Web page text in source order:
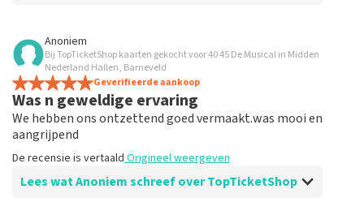
Beoordeling van Anoniem over
Klopt allemaal
Werkte allemaal
De recensie is vertaaldOrigineel weergeven
Anoniem
Bij TopTicketShop kaarten gekocht voor 40 45 De Musical in Midden
Nederland Hallen, Barneveld
Geverifieerde aankoop
Was n geweldige ervaring
We hebben ons ontzettend goed vermaakt.was mooi en
aangrijpend
De recensie is vertaald Origineel weergeven
Lees wat Anoniem schreef over TopTicketShop